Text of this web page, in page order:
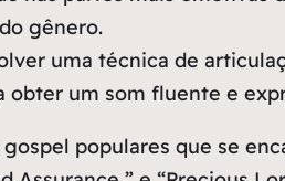
gênero.
uma técnica de
obter um som fluente e
populares que se